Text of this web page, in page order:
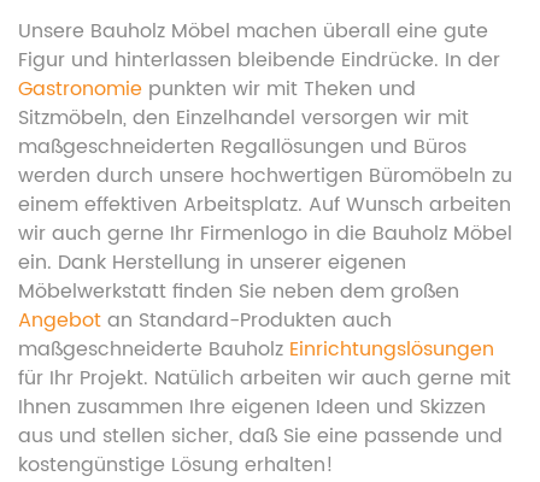
Unsere Bauholz Möbel machen überall eine gute
Figur und hinterlassen bleibende Eindrücke. In der
Gastronomie punkten wir mit Theken und
Sitzmöbeln, den Einzelhandel versorgen wir mit
maßgeschneiderten Regallösungen und Büros
werden durch unsere hochwertigen Büromöbeln zu
einem effektiven Arbeitsplatz. Auf Wunsch arbeiten
wir auch gerne Ihr Firmenlogo in die Bauholz Möbel
ein. Dank Herstellung in unserer eigenen
Möbelwerkstatt finden Sie neben dem großen
Angebotan Standard-Produkten auch
maßgeschneiderte Bauholz Einrichtungslösungen
für Ihr Projekt. Natülich arbeiten wir auch gerne mit
Ihnen zusammen Ihre eigenen Ideen und Skizzen
aus und stellen sicher, daß Sie eine passende und
kostengünstige Lösung erhalten!